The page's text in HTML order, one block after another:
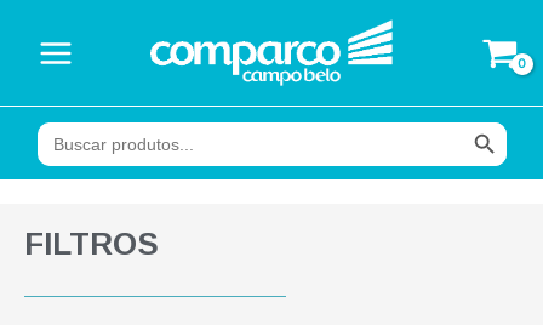
conteúdo
Search
for:
Search Button
FILTROS